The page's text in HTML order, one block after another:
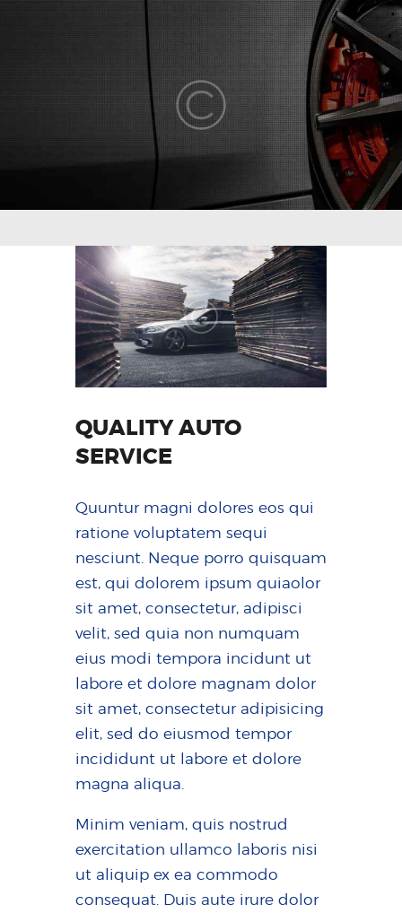
ABOUT US
COMPETENCY
PRODUCTS
INFRASTRUCTURE
CONTACT US
QUALITY AUTO
SERVICE
Quuntur magni dolores eos qui
ratione voluptatem sequi
nesciunt. Neque porro quisquam
est, qui dolorem ipsum quiaolor
sit amet, consectetur, adipisci
velit, sed quia non numquam
eius modi tempora incidunt ut
labore et dolore magnam dolor
sit amet, consectetur adipisicing
elit, sed do eiusmod tempor
incididunt ut labore et dolore
magna aliqua.
Minim veniam, quis nostrud
exercitation ullamco laboris nisi
ut aliquip ex ea commodo
consequat. Duis aute irure dolor